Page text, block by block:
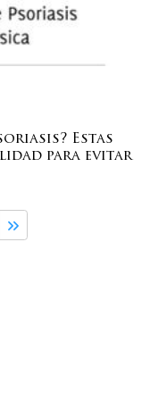
Estas
para evitar